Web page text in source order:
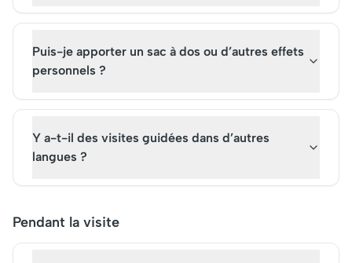
Puis-je apporter un sac à dos ou d’autres effets
personnels ?
Y a-t-il des visites guidées dans d’autres
langues ?
Pendant la visite